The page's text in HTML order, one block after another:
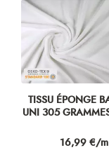
TISSU ÉPONGE
UNI 305
Prix
16,99 €/m